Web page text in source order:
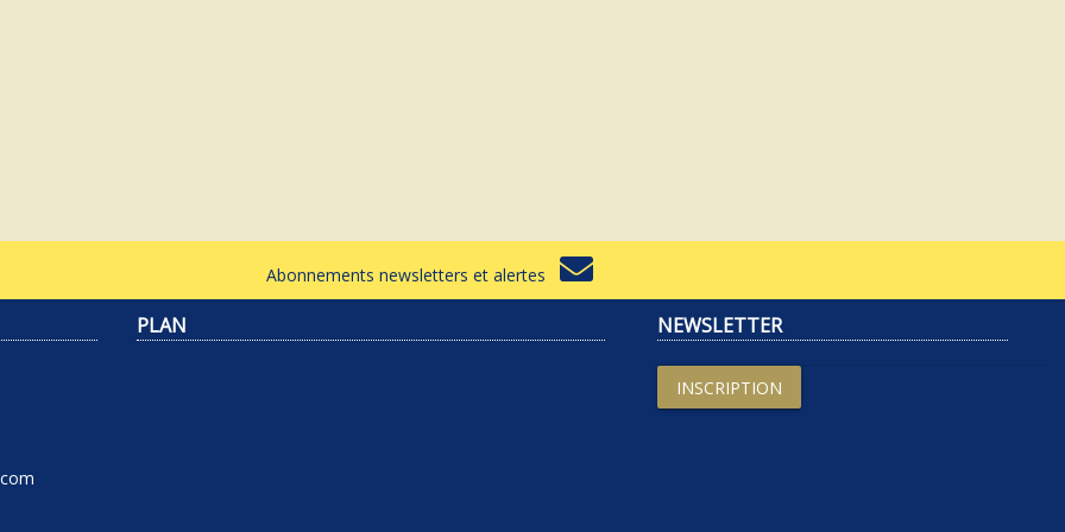
Abonnements newsletters et alertes
PLAN NEWSLETTER
INSCRIPTION